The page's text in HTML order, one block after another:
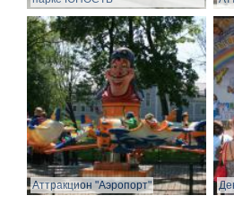
Аттракцион "Аэропорт"